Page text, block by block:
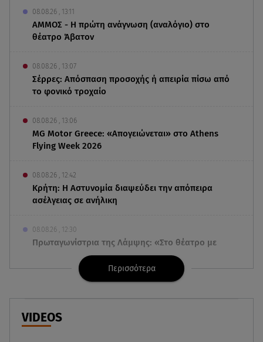
08.08.26 , 13:11
ΑΜΜΟΣ - Η πρώτη ανάγνωση (αναλόγιο) στο
θέατρο Άβατον
08.08.26 , 13:07
Σέρρες: Απόσπαση προσοχής ή απειρία πίσω από
το φονικό τροχαίο
08.08.26 , 13:06
MG Motor Greece: «Απογειώνεται» στο Athens
Flying Week 2026
08.08.26 , 12:42
Κρήτη: Η Αστυνομία διαψεύδει την απόπειρα
ασέλγειας σε ανήλικη
08.08.26 , 12:30
Πρωταγωνίστρια της Λάμψης: «Στο θέατρο με
σνόμπαραν πάρα πολύ»
Κυψέλη: «Ο 26χρονος είχε γυρίσει την πλάτη του
Περισσότερα
VIDEOS